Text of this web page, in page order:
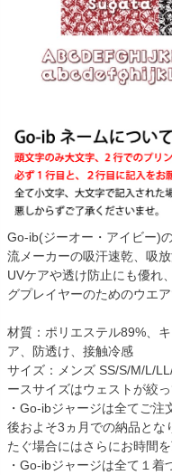
Go-ib(ジーオー・アイビー)
流メーカーの吸汗速乾、吸
UVケアや透け防止にも優れ
グプレイヤーのためのウエア
材質：ポリエステル89%、
ア、防透け、接触冷感
サイズ：メンズ SS/S/M/L/
ースサイズはウェストが絞
・Go-ibジャージは全てご
後およそ3ヵ月での納品とな
たぐ場合にはさらにお時間を
・Go-ibジャージは全て１